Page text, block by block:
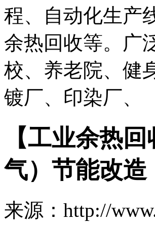
程、自动化生产
余热回收等。广
校、养老院、健
镀厂、印染厂、
【工业余热
气）节能改造
来源：http://